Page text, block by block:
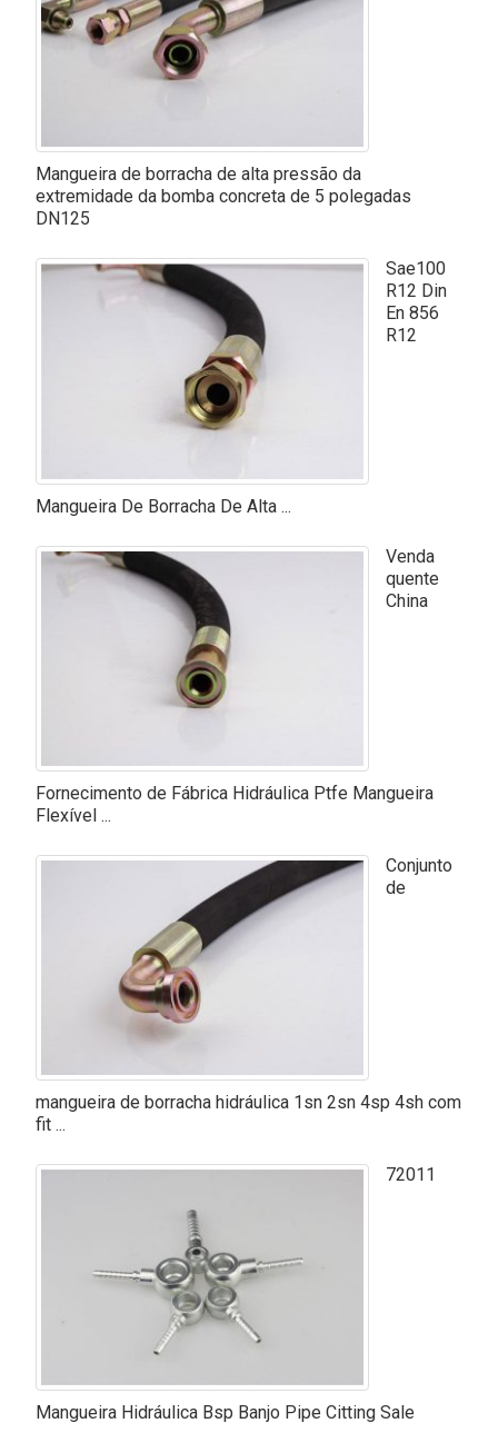
Mangueira de borracha de alta pressão da
extremidade da bomba concreta de 5 polegadas
DN125
Sae100
R12 Din
En 856
R12
Mangueira De Borracha De Alta ...
Venda
quente
China
Fornecimento de Fábrica Hidráulica Ptfe Mangueira
Flexível ...
Conjunto
de
mangueira de borracha hidráulica 1sn 2sn 4sp 4sh com
fit ...
72011
Mangueira Hidráulica Bsp Banjo Pipe Citting Sale